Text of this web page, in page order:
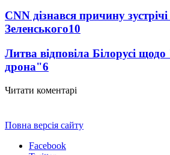
CNN дізнався причину
Зеленського10
Литва відповіла Білорусі
дрона"6
Читати коментарі
Повна версія сайту
Facebook